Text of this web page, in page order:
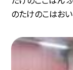
のたけのこはお